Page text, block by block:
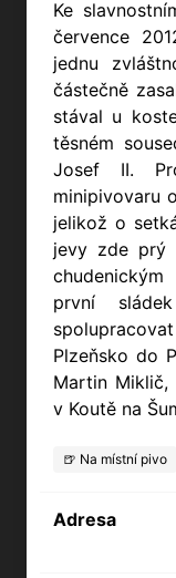
Ke
července
jednu
částečně
stával u
těsném
Josef II.
minipivovaru
jelikož o
jevy zde prý
první
Plzeňsko do
Martin Miklič,
v Koutě na
🍺 Na místní pivo
Adresa